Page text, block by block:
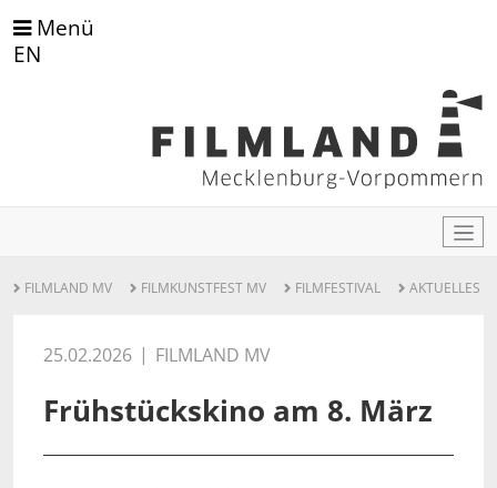
Menü
EN
FILMLAND MV FILMKUNSTFEST MV FILMFESTIVAL AKTUELLES
25.02.2026 FILMLAND MV
Frühstückskino am 8. März